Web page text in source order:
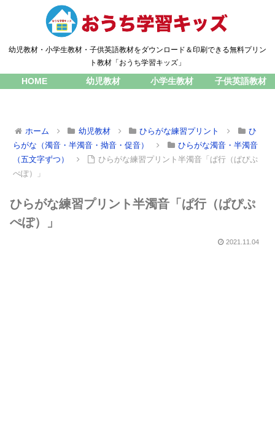
幼児教材・小学生教材・子供英語教材をダウンロード＆印刷できる無料プリン
ト教材「おうち学習キッズ」
HOME 幼児教材 小学生教材 子供英語教材
ホーム 幼児教材 ひらがな練習プリント
ひ
らがな（濁音・半濁音・拗音・促音）
ひらがな濁音・半濁音
（五文字ずつ）
ひらがな練習プリント半濁音「ぱ行（ぱぴぷ
ぺぽ）」
ひらがな練習プリント半濁音「ぱ行（ぱぴぷ
ぺぽ）」
2021.11.04